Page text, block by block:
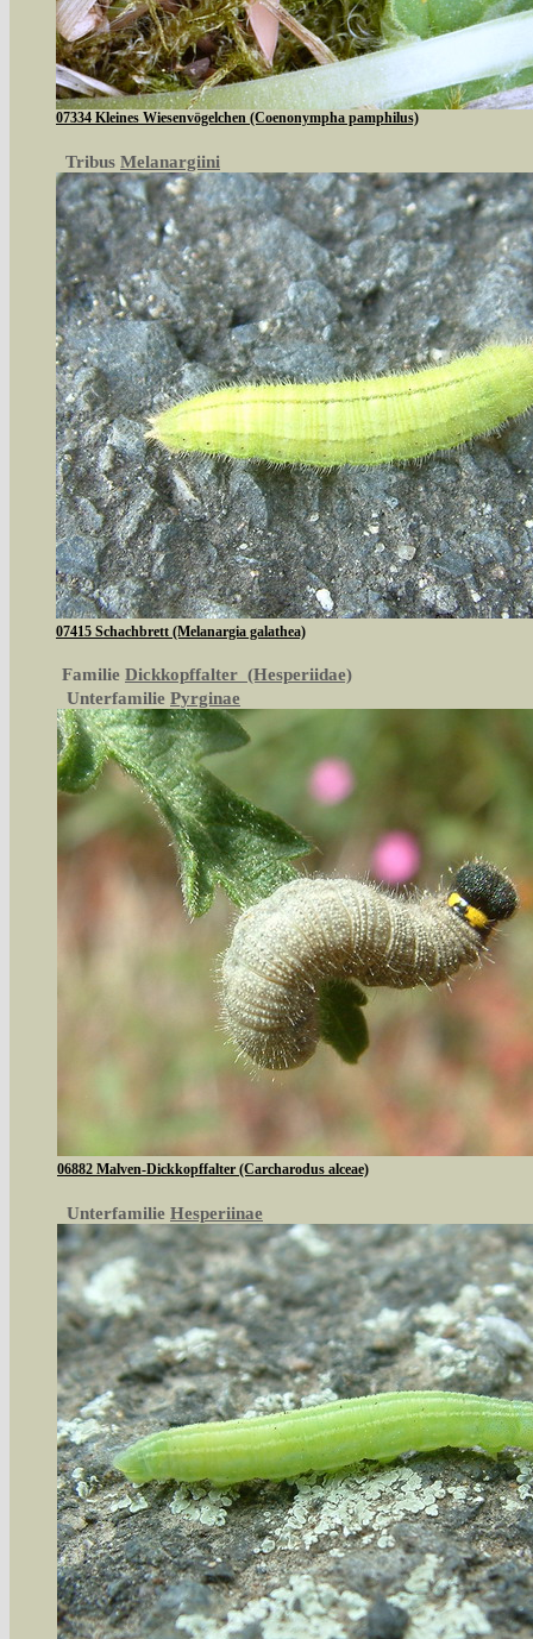
07334 Kleines Wiesenvögelchen (Coenonympha pamphilus)
Tribus Melanargiini
07415 Schachbrett (Melanargia galathea)
Familie Dickkopffalter (Hesperiidae)
Unterfamilie Pyrginae
06882 Malven-Dickkopffalter (Carcharodus alceae)
Unterfamilie Hesperiinae